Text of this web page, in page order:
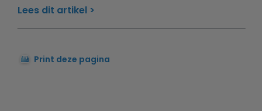
Lees dit artikel
Print deze pagina